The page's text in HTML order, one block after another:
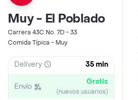
Muy - El Poblado
Carrera 43C No. 7D - 33
Comida Típica - Muy
Delivery 35 min
Envío Gratis
(nuevos usuarios)